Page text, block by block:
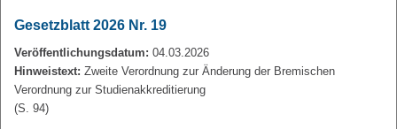
Gesetzblatt 2026 Nr. 19
Veröffentlichungsdatum: 04.03.2026
Hinweistext: Zweite Verordnung zur Änderung der Bremischen
Verordnung zur Studienakkreditierung
(S. 94)